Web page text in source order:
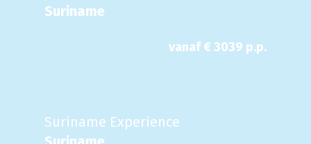
Suriname
vanaf € 3039 p.p.
Suriname Experience